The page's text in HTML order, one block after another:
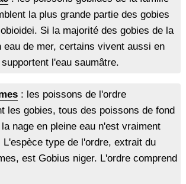
la plus grande partie des gobies
Si la majorité des gobies de la
eau de mer, certains vivent aussi en
l'eau saumâtre.
: les poissons de l'ordre
les gobies, tous des poissons de fond
nage en pleine eau n'est vraiment
type de l'ordre, extrait du
est Gobius niger. L'ordre comprend